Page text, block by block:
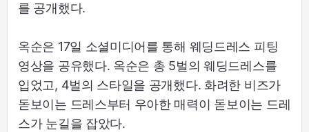
를 공개했다.
옥순은 17일 소셜미디어를 통해 웨딩드레스 피팅
영상을 공유했다. 옥순은 총 5벌의 웨딩드레스를
입었고, 4벌의 스타일을 공개했다. 화려한 비즈가
돋보이는 드레스부터 우아한 매력이 돋보이는 드레
스가 눈길을 잡았다.